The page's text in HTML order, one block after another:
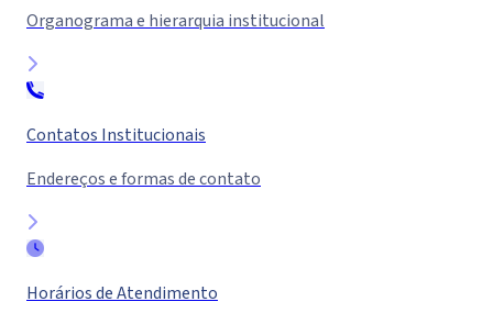
Organograma e hierarquia institucional
Contatos Institucionais
Endereços e formas de contato
Horários de Atendimento